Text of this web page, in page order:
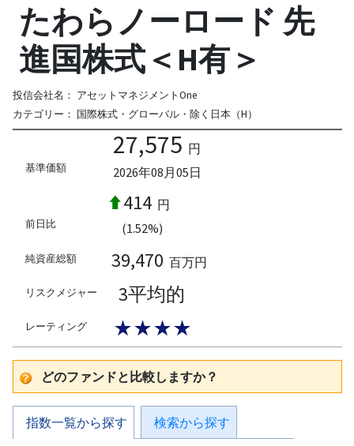
たわらノーロード 先
進国株式＜H有＞
投信会社名： アセットマネジメントOne
カテゴリー： 国際株式・グローバル・除く日本（H）
基準価額
27,575 円
2026年08月05日
前日比
414 円
(1.52%)
純資産総額 39,470 百万円
リスクメジャー 3平均的
レーティング ★★★★
どのファンドと比較しますか？
指数一覧から探す 検索から探す